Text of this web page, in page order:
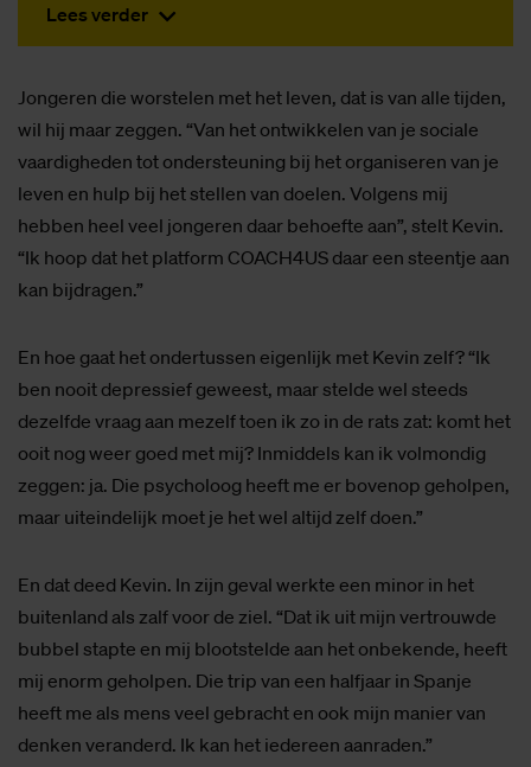
Lees verder
Jongeren die worstelen met het leven, dat is van alle tijden,
wil hij maar zeggen. “Van het ontwikkelen van je sociale
vaardigheden tot ondersteuning bij het organiseren van je
leven en hulp bij het stellen van doelen. Volgens mij
hebben heel veel jongeren daar behoefte aan”, stelt Kevin.
“Ik hoop dat het platform COACH4US daar een steentje aan
kan bijdragen.”
En hoe gaat het ondertussen eigenlijk met Kevin zelf? “Ik
ben nooit depressief geweest, maar stelde wel steeds
dezelfde vraag aan mezelf toen ik zo in de rats zat: komt het
ooit nog weer goed met mij? Inmiddels kan ik volmondig
zeggen: ja. Die psycholoog heeft me er bovenop geholpen,
maar uiteindelijk moet je het wel altijd zelf doen.”
En dat deed Kevin. In zijn geval werkte een minor in het
buitenland als zalf voor de ziel. “Dat ik uit mijn vertrouwde
bubbel stapte en mij blootstelde aan het onbekende, heeft
mij enorm geholpen. Die trip van een halfjaar in Spanje
heeft me als mens veel gebracht en ook mijn manier van
denken veranderd. Ik kan het iedereen aanraden.”